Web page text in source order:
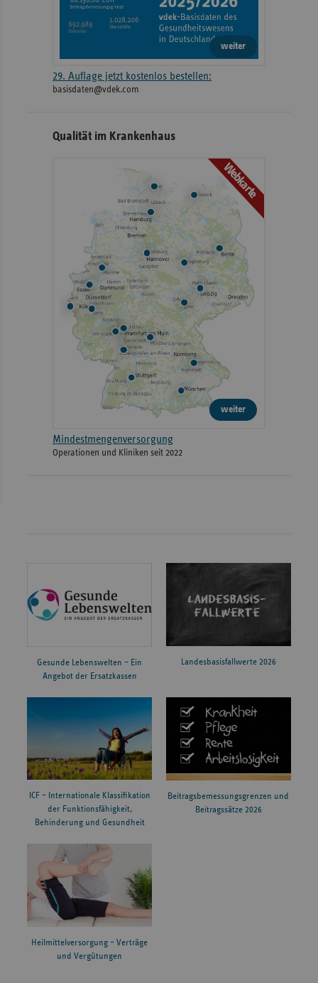
weiter
29. Auflage jetzt kostenlos bestellen:
basisdaten@vdek.com
Qualität im Krankenhaus
Webkarte
weiter
Mindestmengenversorgung
Operationen und Kliniken seit 2022
Gesunde Lebenswelten – Ein
Angebot der Ersatzkassen
Landesbasisfallwerte 2026
ICF – Internationale Klassifikation
der Funktionsfähigkeit,
Behinderung und Gesundheit
Beitragsbemessungsgrenzen und
Beitragssätze 2026
Heilmittelversorgung – Verträge
und Vergütungen